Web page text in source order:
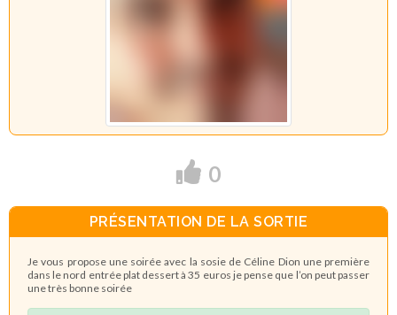
0
PRÉSENTATION DE LA SORTIE
Je vous propose une soirée avec la sosie de Céline Dion une première
dans le nord entrée plat dessert à 35 euros je pense que l’on peut passer
une très bonne soirée